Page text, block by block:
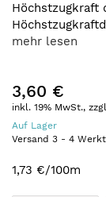
Höchstzugkraft
mehr lesen
3,60 €
inkl. 19% MwSt.,
Auf Lager
Versand 3 - 4
1,73 €/100m